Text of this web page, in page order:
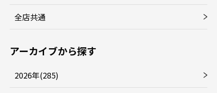
全店共通
アーカイブから探す
2026年(285)